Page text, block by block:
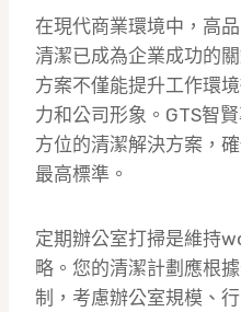
在現代商業環境中，高
清潔已成為企業成功的
方案不僅能提升工作環
力和公司形象。GTS智
方位的清潔解決方案，
最高標準。
定期辦公室打掃是維持
略。您的清潔計劃應根
制，考慮辦公室規模、